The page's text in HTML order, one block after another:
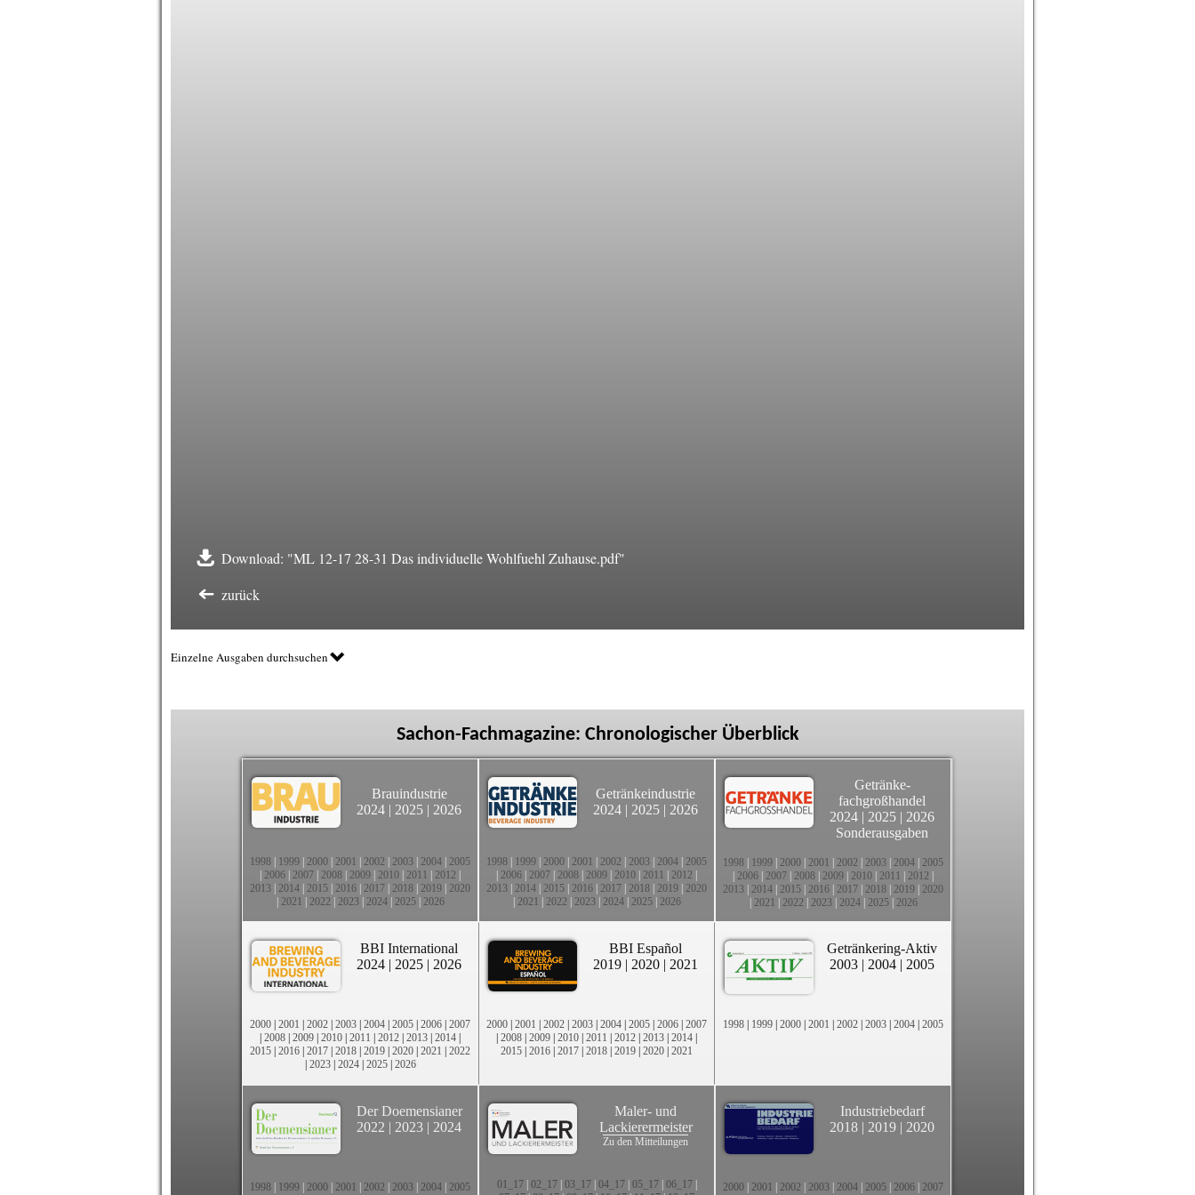
Download: "ML 12-17 28-31 Das individuelle Wohlfuehl Zuhause.pdf"
zurück
Einzelne Ausgaben durchsuchen
Sachon-Fachmagazine: Chronologischer Überblick
Brauindustrie
2024 | 2025 | 2026
1998 1999 2000 2001 2002 2003 2004 2005
2006 2007 2008 2009 2010 2011 2012
2013 2014 2015 2016 2017 2018 2019 2020
2021 2022 2023| 2024| 2025| 2026
Getränkeindustrie
2024 | 2025 | 2026
1998 1999 2000 2001 2002 2003 2004 2005
2006 2007 2008 2009 2010 2011 2012
2013 2014 2015 2016 2017 2018 2019 2020
2021 2022 2023| 2024| 2025| 2026
Getränke-
fachgroßhandel
2024 | 2025 | 2026
Sonderausgaben
1998 1999 2000 2001 2002 2003 2004 2005
2006 2007 2008 2009 2010 2011 2012
2013 2014 2015 2016 2017 2018 2019 2020
2021 2022 2023| 2024| 2025| 2026
BBI International
2024 | 2025 | 2026
2000 | 2001 | 2002 | 2003 | 2004 | 2005 | 2006 | 2007
| 2008 | 2009 | 2010 | 2011 | 2012 | 2013 | 2014 |
2015 | 2016 | 2017 | 2018 | 2019 | 2020 | 2021 | 2022
| 2023| 2024| 2025| 2026
BBI Español
2019 | 2020 | 2021
2000 | 2001 | 2002 | 2003 | 2004 | 2005 | 2006 | 2007
| 2008 | 2009 | 2010 | 2011 | 2012 | 2013 | 2014 |
2015 | 2016 | 2017 | 2018 | 2019 | 2020 | 2021
Getränkering-Aktiv
2003 | 2004 | 2005
1998 | 1999 | 2000 | 2001 | 2002 | 2003 | 2004 | 2005
Der Doemensianer
2022 | 2023 | 2024
1998 1999 2000 2001 2002 2003 2004 2005
Maler- und
Lackierermeister
Zu den Mitteilungen
01_17| 02_17| 03_17| 04_17| 05_17| 06_17|
Industriebedarf
2018 | 2019 | 2020
2000 2001 2002 2003 2004 2005 2006 2007